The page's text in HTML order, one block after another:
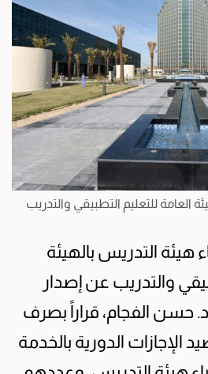
العامة للتعليم التطبيقي والتدريب
التدريس بالهيئة
والتدريب عن إصدار
د. حسن الفجام، قراراً بصرف
الإجازات الدورية بالخدمة